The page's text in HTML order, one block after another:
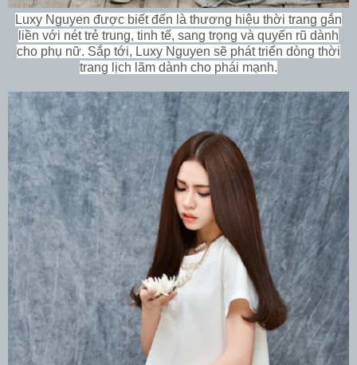
Luxy Nguyen được biết đến là thương hiệu thời trang gắn
liền với nét trẻ trung, tinh tế, sang trọng và quyến rũ dành
cho phụ nữ. Sắp tới, Luxy Nguyen sẽ phát triển dòng thời
trang lịch lãm dành cho phái mạnh.